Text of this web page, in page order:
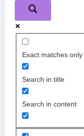
Exact matches only
Search in title
Search in content